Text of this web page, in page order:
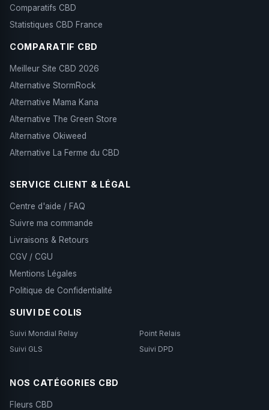
Comparatifs CBD
Statistiques CBD France
COMPARATIF CBD
Meilleur Site CBD 2026
Alternative StormRock
Alternative Mama Kana
Alternative The Green Store
Alternative Okiweed
Alternative La Ferme du CBD
SERVICE CLIENT & LÉGAL
Centre d'aide / FAQ
Suivre ma commande
Livraisons & Retours
CGV / CGU
Mentions Légales
Politique de Confidentialité
SUIVI DE COLIS
Suivi Mondial Relay
Point Relais
Suivi GLS
Suivi DPD
NOS CATÉGORIES CBD
Fleurs CBD